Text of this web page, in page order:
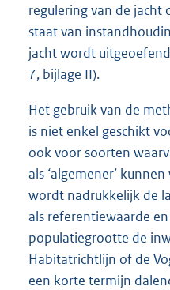
regulering van de
staat van
jacht wordt
7, bijlage II).
Het gebruik van de
is niet enkel geschikt
ook voor soorten
als ‘algemener’
wordt nadrukkelijk de
als referentiewaarde
populatiegrootte de
Habitatrichtlijn of de
een korte termijn